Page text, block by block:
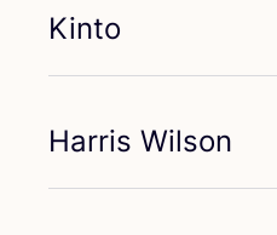
Kinto
Harris Wilson